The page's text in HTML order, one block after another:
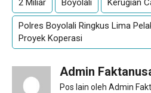
2 Miliar Boyolali Kerugian
Polres Boyolali Ringkus Lima
Proyek Koperasi
Admin
Pos lain oleh Admin